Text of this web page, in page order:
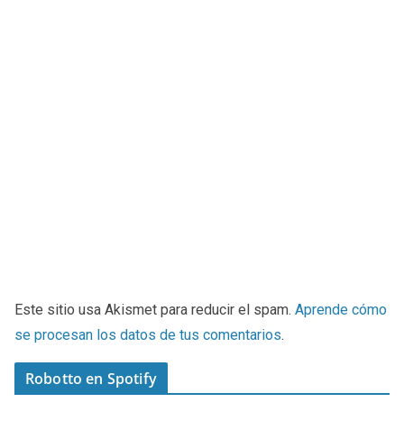
Este sitio usa Akismet para reducir el spam. Aprende cómo
se procesan los datos de tus comentarios.
Robotto en Spotify